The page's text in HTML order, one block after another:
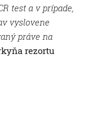
test a v prípade,
vyslovene
práve na
rezortu